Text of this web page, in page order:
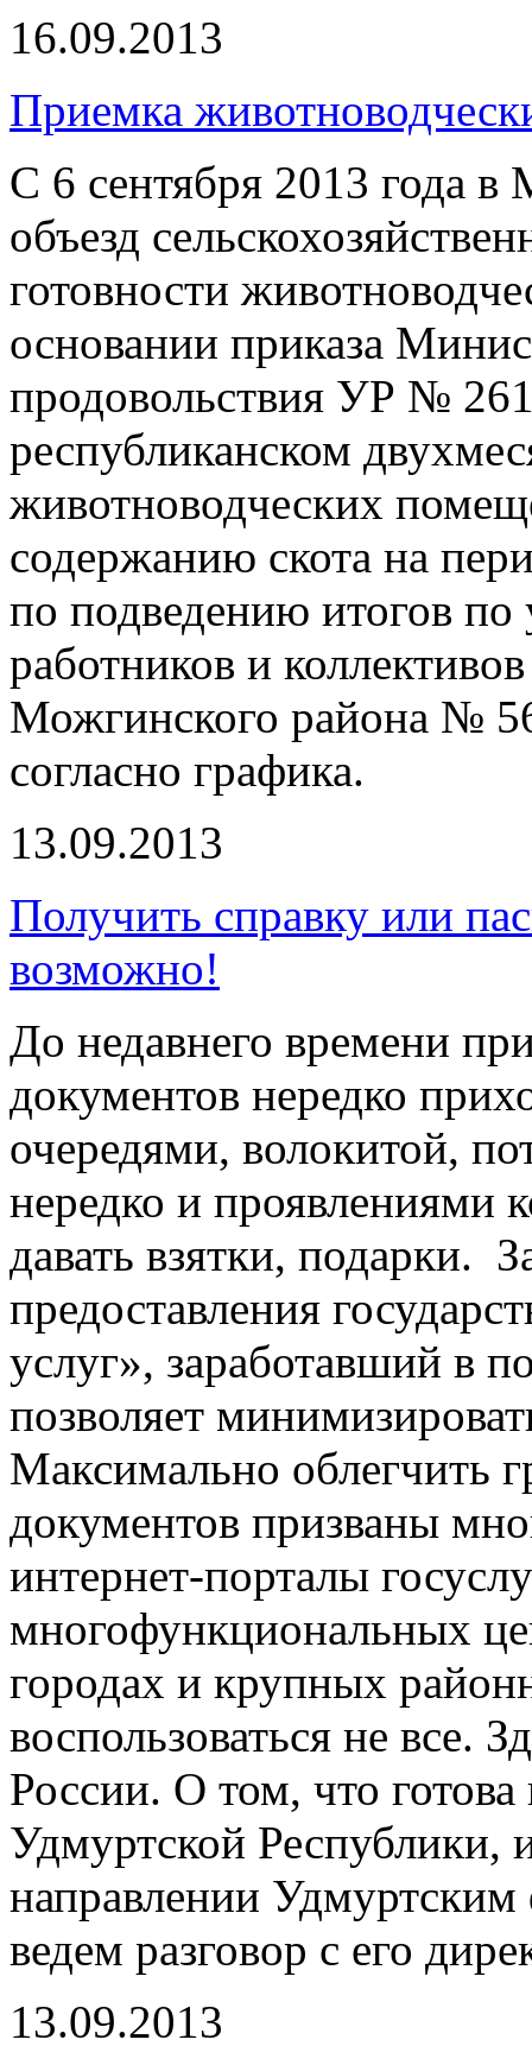
16.09.2013
Приемка
С 6 сентября 2013 года в
объезд
готовности
основании приказа
продовольствия УР №
республиканском
животноводческих
содержанию скота на
по подведению итогов по
работников и
Можгинского района №
согласно графика.
13.09.2013
Получить справку или
возможно!
До недавнего времени
документов нередко
очередями, волокитой,
нередко и проявлениями
давать взятки, подарки.
предоставления
услуг», заработавший в
позволяет
Максимально облегчить
документов призваны
интернет-порталы
многофункциональных
городах и крупных
воспользоваться не все.
России. О том, что
Удмуртской Республики,
направлении
ведем разговор с его
13.09.2013